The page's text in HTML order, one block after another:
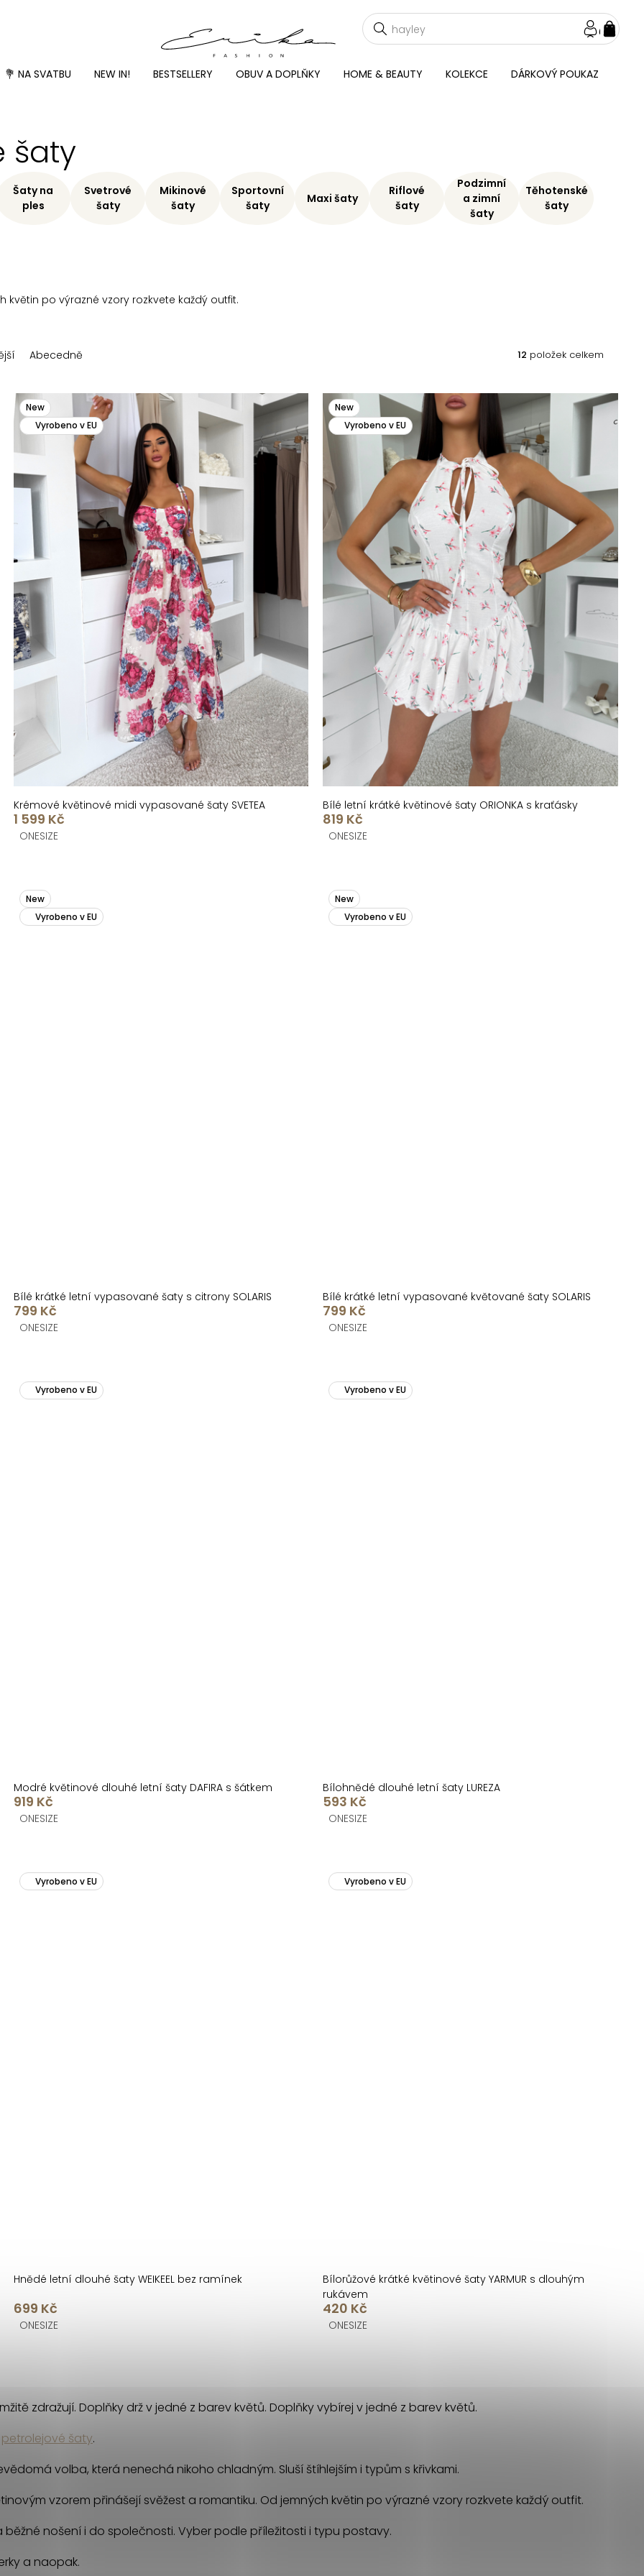
💐 NA SVATBU NEW IN! BESTSELLERY OBUV A DOPLŇKY HOME & BEAUTY KOLEKCE DÁRKOVÝ POUKAZ
šaty
květin po výrazné vzory rozkvete každý outfit.
Šaty na
ples
Svetrové
šaty
Mikinové
šaty
Sportovní
šaty
Maxi šaty
Riflové
šaty
Podzimní
a zimní
šaty
Těhotenské
šaty
Abecedně 12 položek celkem
New
Vyrobeno v EU
Krémové květinové midi vypasované šaty SVETEA
1 599 Kč
ONESIZE
New
Vyrobeno v EU
Bílé letní krátké květinové šaty ORIONKA s kraťásky
819 Kč
ONESIZE
New
Vyrobeno v EU
Bílé krátké letní vypasované šaty s citrony SOLARIS
799 Kč
ONESIZE
New
Vyrobeno v EU
Bílé krátké letní vypasované květované šaty SOLARIS
799 Kč
ONESIZE
Vyrobeno v EU
Modré květinové dlouhé letní šaty DAFIRA s šátkem
919 Kč
ONESIZE
Vyrobeno v EU
Bílohnědé dlouhé letní šaty LUREZA
593 Kč
ONESIZE
Vyrobeno v EU
Hnědé letní dlouhé šaty WEIKEEL bez ramínek
699 Kč
ONESIZE
Vyrobeno v EU
Bílorůžové krátké květinové šaty YARMUR s dlouhým
rukávem
420 Kč
ONESIZE
zdražují. Doplňky drž v jedné z barev květů. Doplňky vybírej v jedné z barev květů.
petrolejové šaty.
volba, která nenechá nikoho chladným. Sluší štíhlejším i typům s křivkami.
vzorem přinášejí svěžest a romantiku. Od jemných květin po výrazné vzory rozkvete každý outfit.
nošení i do společnosti. Vyber podle příležitosti i typu postavy.
a naopak.